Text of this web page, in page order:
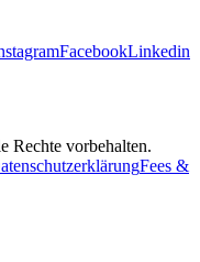
FacebookLinkedin
Rechte vorbehalten.
Fees &